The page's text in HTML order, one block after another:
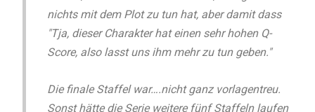
nichts mit dem Plot zu tun hat, aber damit dass
"Tja, dieser Charakter hat einen sehr hohen Q-
Score, also lasst uns ihm mehr zu tun geben."
Die finale Staffel war….nicht ganz vorlagentreu.
Sonst hätte die Serie weitere fünf Staffeln laufen